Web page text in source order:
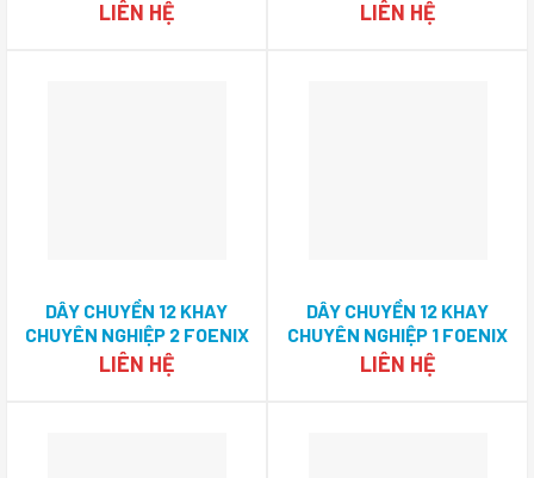
LIÊN HỆ LIÊN HỆ
DÂY CHUYỀN 12 KHAY
CHUYÊN NGHIỆP 2 FOENIX
ECO
LIÊN HỆ
DÂY CHUYỀN 12 KHAY
CHUYÊN NGHIỆP 1 FOENIX
ECO
LIÊN HỆ